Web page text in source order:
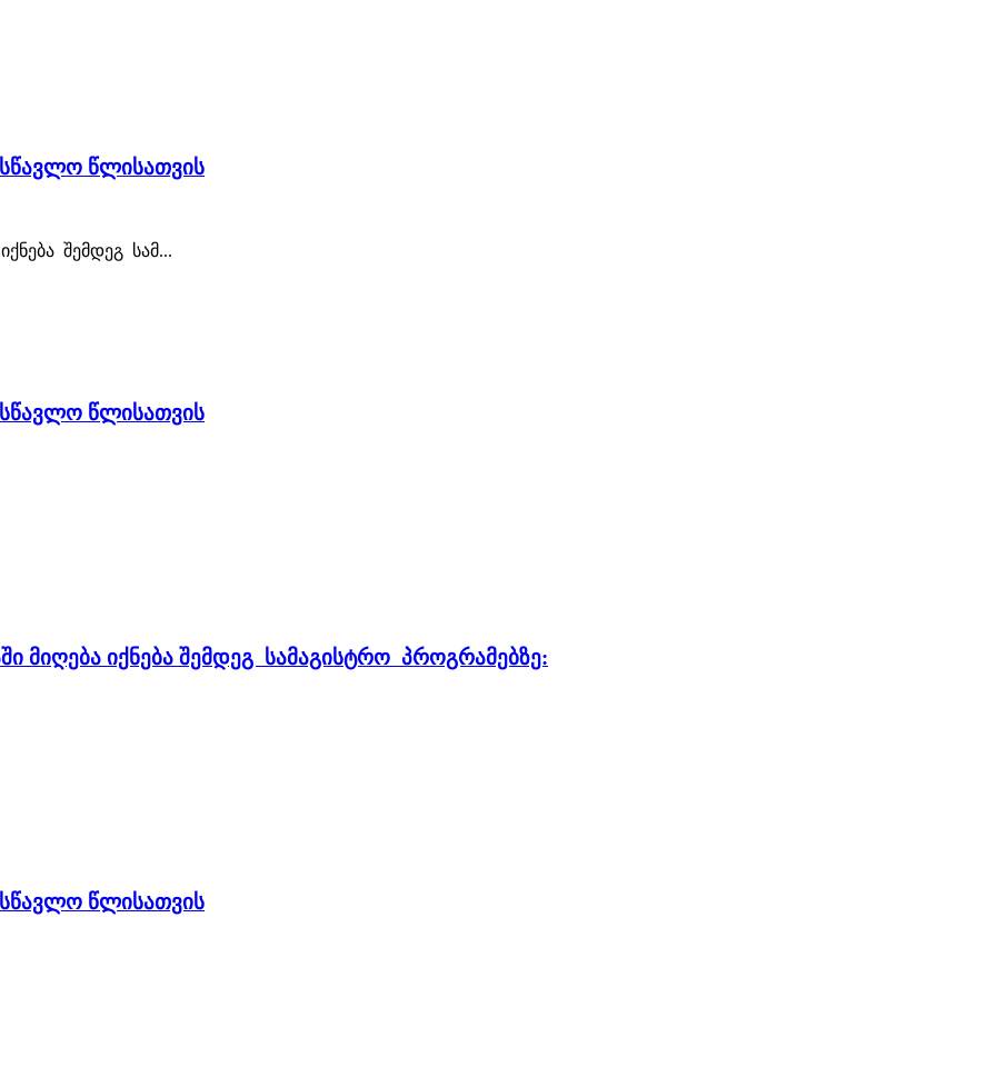
წლისათვის
შემდეგ სამ...
წლისათვის
მიღება იქნება შემდეგ სამაგისტრო პროგრამებზე:
წლისათვის